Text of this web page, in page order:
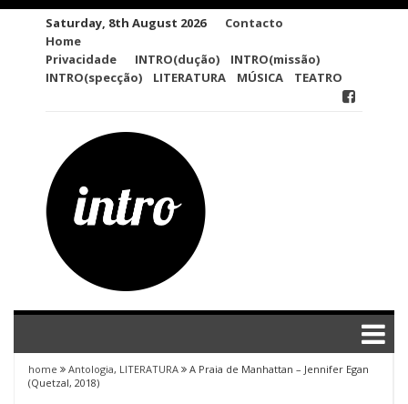
Saturday, 8th August 2026
Contacto
Home
Privacidade
INTRO(dução)
INTRO(missão)
INTRO(specção)
LITERATURA MÚSICA TEATRO
home Antologia, LITERATURA
A Praia de Manhattan – Jennifer Egan
(Quetzal, 2018)